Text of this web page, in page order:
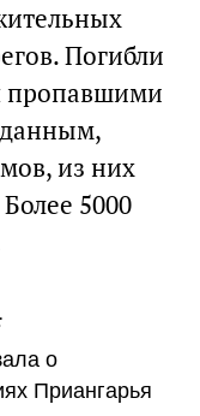
Погибли
пропавшими
из них
5000
о
Приангарья